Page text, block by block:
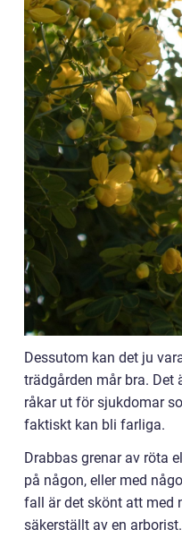
Dessutom kan det ju
trädgården mår bra. Det
råkar ut för sjukdomar
faktiskt kan bli farliga.
Drabbas grenar av röta
på någon, eller med
fall är det skönt att med
säkerställt av en